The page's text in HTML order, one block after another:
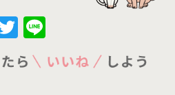
Twitter